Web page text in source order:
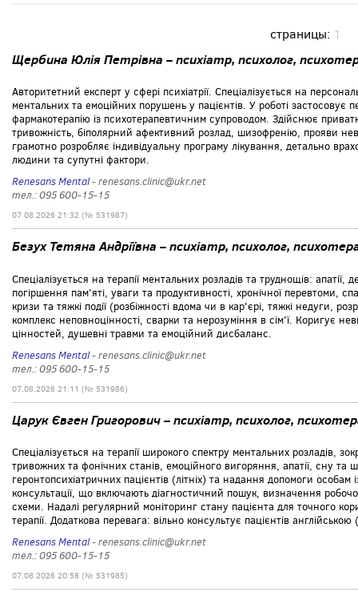
страницы: 1
Щербина Юлія Петрівна – психіатр, психолог,
Авторитетний експерт у сфері психіатрії. Спеціалізується на
ментальних та емоційних порушень у пацієнтів. У роботі застосовує
фармакотерапію із психотерапевтичним супроводом. Здійснює
тривожність, біполярний афективний розлад, шизофренію, прояви
грамотно розробляє індивідуальну програму лікування, детально
людини та супутні фактори.
Renesans Mental- renesans.clinic@ukr.net
тел.: 095 600-15-15
07.08.2026 21:32 (№ 531987)
Безух Тетяна Андріївна – психіатр, психолог,
Спеціалізується на терапії ментальних розладів та труднощів:
погіршення пам'яті, уваги та продуктивності, хронічної перевтоми,
кризи та тяжкі події (розбіжності вдома чи в кар'єрі, тяжкі недуги,
комплекс неповноцінності, сварки та нерозуміння в сім'ї. Коригує
цінностей, душевні травми та емоційний дисбаланс.
Renesans Mental- renesans.clinic@ukr.net
тел.: 095 600-15-15
07.08.2026 21:11 (№ 531986)
Царук Євген Григорович – психіатр, психолог,
Спеціалізується на терапії широкого спектру ментальних розладів,
тривожних та фонічних станів, емоційного вигоряння, апатії, сну та
геронтопсихіатричних пацієнтів (літніх) та надання допомоги
консультації, що включають діагностичний пошук, визначення
схеми. Надалі регулярний моніторинг стану пацієнта для точного
терапії. Додаткова перевага: вільно консультує пацієнтів
Renesans Mental- renesans.clinic@ukr.net
тел.: 095 600-15-15
07.08.2026 20:58 (№ 531985)